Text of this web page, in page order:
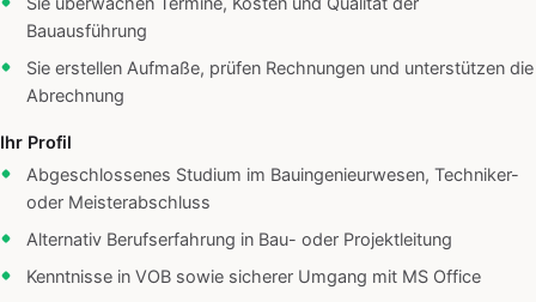
Bauausführung
Sie erstellen Aufmaße, prüfen Rechnungen und unterstützen die
Abrechnung
Ihr Profil
Abgeschlossenes Studium im Bauingenieurwesen, Techniker-
oder Meisterabschluss
Alternativ Berufserfahrung in Bau- oder Projektleitung
Kenntnisse in VOB sowie sicherer Umgang mit MS Office